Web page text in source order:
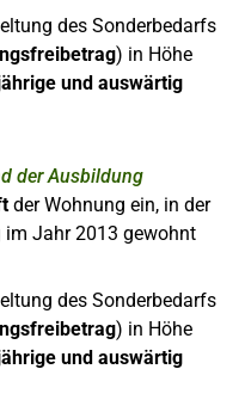
des Sonderbedarfs
) in Höhe
und auswärtig
der Ausbildung
der Wohnung ein, in der
im Jahr 2013 gewohnt
des Sonderbedarfs
) in Höhe
und auswärtig